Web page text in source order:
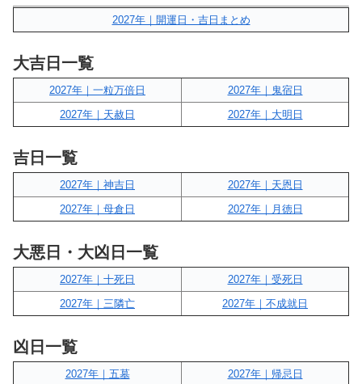
2027年｜開運日・吉日まとめ
大吉日一覧
2027年｜一粒万倍日
2027年｜鬼宿日
2027年｜天赦日
2027年｜大明日
吉日一覧
2027年｜神吉日
2027年｜天恩日
2027年｜母倉日
2027年｜月徳日
大悪日・大凶日一覧
2027年｜十死日
2027年｜受死日
2027年｜三隣亡
2027年｜不成就日
凶日一覧
2027年｜五墓
2027年｜帰忌日